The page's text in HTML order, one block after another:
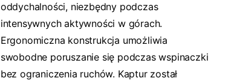
oddychalności, niezbędny podczas
intensywnych aktywności w górach.
Ergonomiczna konstrukcja umożliwia
swobodne poruszanie się podczas wspinaczki
bez ograniczenia ruchów. Kaptur został